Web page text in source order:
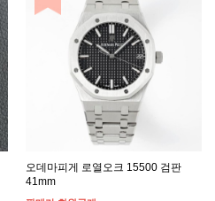
오데마피게 로열오크 15500 검판
41mm